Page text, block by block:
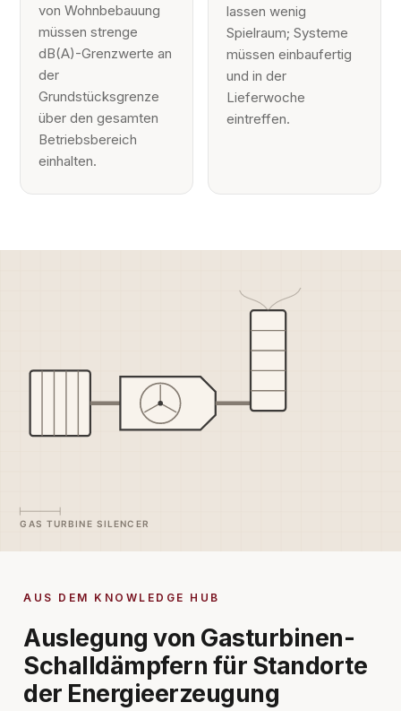
von Wohnbebauung
müssen strenge
dB(A)-Grenzwerte an
der
Grundstücksgrenze
über den gesamten
Betriebsbereich
einhalten.
lassen wenig
Spielraum; Systeme
müssen einbaufertig
und in der
Lieferwoche
eintreffen.
AUS DEM KNOWLEDGE HUB
Auslegung von Gasturbinen-
Schalldämpfern für Standorte
der Energieerzeugung